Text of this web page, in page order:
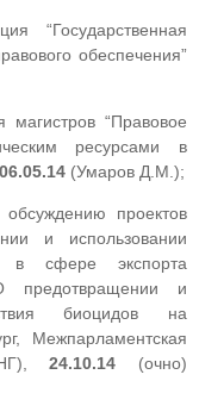
“Государственная
обеспечения”
“Правовое
ресурсами в
06.05.14 (Умаров Д.М.);
проектов
и использовании
в сфере экспорта
предотвращении и
биоцидов на
Межпарламентская
СНГ),24.10.14 (очно)